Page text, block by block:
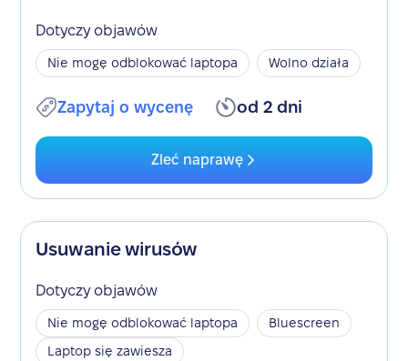
Dotyczy objawów
Nie mogę odblokować laptopa Wolno działa
Zapytaj o wycenę od 2 dni
Zleć naprawę
Usuwanie wirusów
Dotyczy objawów
Nie mogę odblokować laptopa
Bluescreen
Laptop się zawiesza